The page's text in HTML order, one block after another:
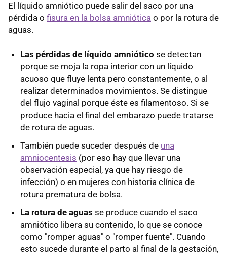
El líquido amniótico puede salir del saco por una
pérdida o fisura en la bolsa amniótica o por la rotura de
aguas.
Las pérdidas de líquido amniótico se detectan
porque se moja la ropa interior con un líquido
acuoso que fluye lenta pero constantemente, o al
realizar determinados movimientos. Se distingue
del flujo vaginal porque éste es filamentoso. Si se
produce hacia el final del embarazo puede tratarse
de rotura de aguas.
También puede suceder después de una
amniocentesis (por eso hay que llevar una
observación especial, ya que hay riesgo de
infección) o en mujeres con historia clínica de
rotura prematura de bolsa.
La rotura de aguas se produce cuando el saco
amniótico libera su contenido, lo que se conoce
como "romper aguas" o "romper fuente". Cuando
esto sucede durante el parto al final de la gestación,